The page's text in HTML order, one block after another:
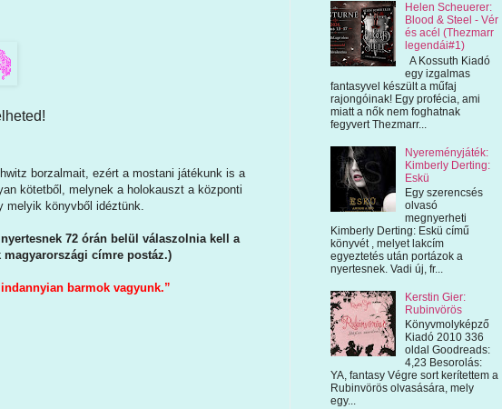
borzalmait, ezért a mostani játékunk is a
kötetből, melynek a holokauszt a központi
melyik könyvből idéztünk.
72 órán belül válaszolnia kell a
címre postáz.)
barmok vagyunk.”
Helen Scheuerer:
Blood & Steel - Vér
és acél (Thezmarr
legendái#1)
A Kossuth Kiadó
egy izgalmas
fantasyvel készült a műfaj
rajongóinak! Egy profécia, ami
miatt a nők nem foghatnak
fegyvert Thezmarr...
Nyereményjáték:
Kimberly Derting:
Eskü
Egy szerencsés
olvasó
megnyerheti
Kimberly Derting: Eskü című
könyvét , melyet lakcím
egyeztetés után portázok a
nyertesnek. Vadi új, fr...
Kerstin Gier:
Rubinvörös
Könyvmolyképző
Kiadó 2010 336
oldal Goodreads:
4,23 Besorolás:
YA, fantasy Végre sort kerítettem a
Rubinvörös olvasására, mely
egy...